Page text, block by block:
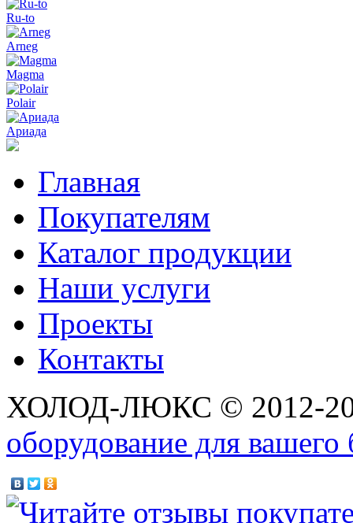
Ru-to
Arneg
Magma
Polair
Ариада
Главная
Покупателям
Каталог продукции
Наши услуги
Проекты
Контакты
ХОЛОД-ЛЮКС © 2012-
оборудование для вашего